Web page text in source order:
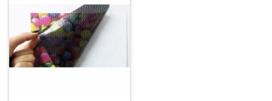
Add a
lista de
desejos